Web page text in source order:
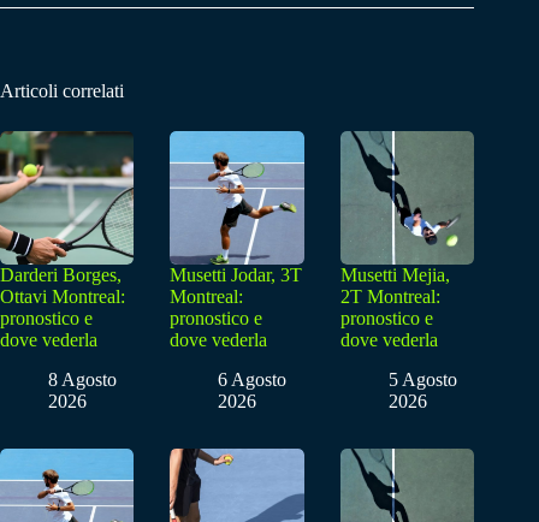
Articoli correlati
Darderi Borges,
Ottavi Montreal:
pronostico e
dove vederla
8 Agosto
2026
Musetti Jodar, 3T
Montreal:
pronostico e
dove vederla
6 Agosto
2026
Musetti Mejia,
2T Montreal:
pronostico e
dove vederla
5 Agosto
2026